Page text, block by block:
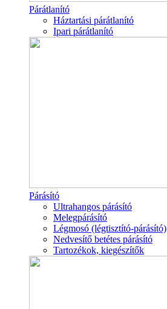
Párátlanító
Háztartási párátlanító
Ipari párátlanító
Párásító
Ultrahangos párásító
Melegpárásító
Légmosó (légtisztító-párásító)
Nedvesítő betétes párásító
Tartozékok, kiegészítők